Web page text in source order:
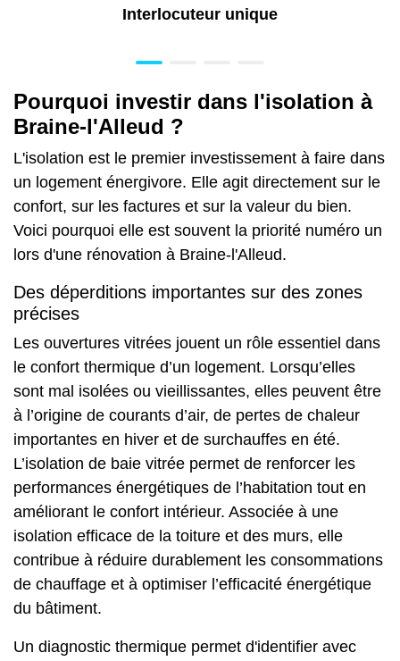
Interlocuteur unique
Pourquoi investir dans l'isolation à
Braine-l'Alleud ?
L'isolation est le premier investissement à faire dans
un logement énergivore. Elle agit directement sur le
confort, sur les factures et sur la valeur du bien.
Voici pourquoi elle est souvent la priorité numéro un
lors d'une rénovation à Braine-l'Alleud.
Des déperditions importantes sur des zones
précises
Les ouvertures vitrées jouent un rôle essentiel dans
le confort thermique d’un logement. Lorsqu’elles
sont mal isolées ou vieillissantes, elles peuvent être
à l’origine de courants d’air, de pertes de chaleur
importantes en hiver et de surchauffes en été.
L’isolation de baie vitrée permet de renforcer les
performances énergétiques de l’habitation tout en
améliorant le confort intérieur. Associée à une
isolation efficace de la toiture et des murs, elle
contribue à réduire durablement les consommations
de chauffage et à optimiser l’efficacité énergétique
du bâtiment.
Un diagnostic thermique permet d'identifier avec